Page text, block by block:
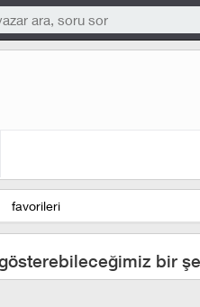
favorileri
bir